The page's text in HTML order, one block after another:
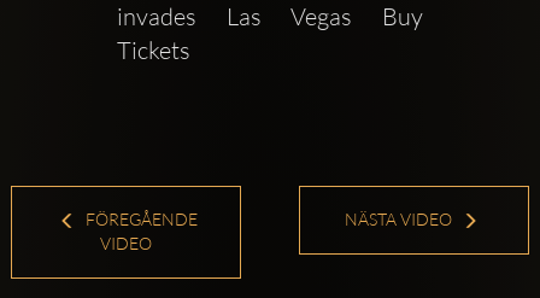
invades Las Vegas Buy
Tickets
FÖREGÅENDE
VIDEO
NÄSTA VIDEO